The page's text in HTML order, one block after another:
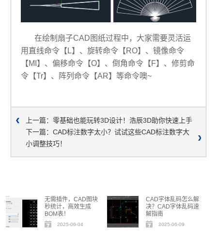
在绘制扇子CAD图纸过程中，大家需要灵活运
用直线命令【L】、旋转命令【RO】、镜像命令
【MI】、偏移命令【O】、倒角命令【F】、修剪命
令【Tr】、阵列命令【AR】等命令噢~
上一篇：零基础也能玩转3D设计！浩辰3D助你快速上手
下一篇：CAD标注数字太小？试试这些CAD标注数字大
小调整技巧！
无需插件，CAD图块
秒统计，高效生成
BOM表！
2025-06-04
CAD字体乱码怎么解
决？CAD字体乱码速
解指南
2025-06-09